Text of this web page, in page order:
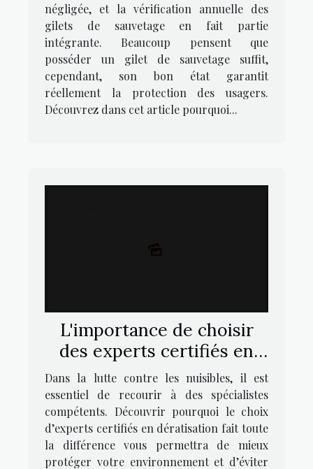
négligée, et la vérification annuelle des
gilets de sauvetage en fait partie
intégrante. Beaucoup pensent que
posséder un gilet de sauvetage suffit,
cependant, son bon état garantit
réellement la protection des usagers.
Découvrez dans cet article pourquoi...
L'importance de choisir
des experts certifiés en
dératisation
Dans la lutte contre les nuisibles, il est
essentiel de recourir à des spécialistes
compétents. Découvrir pourquoi le choix
d’experts certifiés en dératisation fait toute
la différence vous permettra de mieux
protéger votre environnement et d’éviter